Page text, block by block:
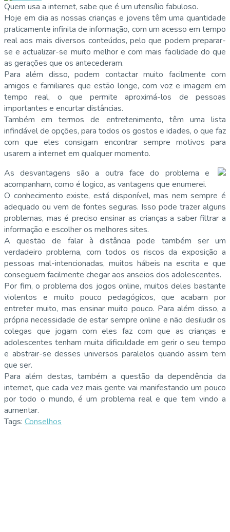
Quem usa a internet, sabe que é um utensílio fabuloso.
Hoje em dia as nossas crianças e jovens têm uma quantidade
praticamente infinita de informação, com um acesso em tempo
real aos mais diversos conteúdos, pelo que podem preparar-
se e actualizar-se muito melhor e com mais facilidade do que
as gerações que os antecederam.
Para além disso, podem contactar muito facilmente com
amigos e familiares que estão longe, com voz e imagem em
tempo real, o que permite aproximá-los de pessoas
importantes e encurtar distâncias.
Também em termos de entretenimento, têm uma lista
infindável de opções, para todos os gostos e idades, o que faz
com que eles consigam encontrar sempre motivos para
usarem a internet em qualquer momento.
As desvantagens são a outra face do problema e
acompanham, como é logico, as vantagens que enumerei.
O conhecimento existe, está disponível, mas nem sempre é
adequado ou vem de fontes seguras. Isso pode trazer alguns
problemas, mas é preciso ensinar as crianças a saber filtrar a
informação e escolher os melhores sites.
A questão de falar à distância pode também ser um
verdadeiro problema, com todos os riscos da exposição a
pessoas mal-intencionadas, muitos hábeis na escrita e que
conseguem facilmente chegar aos anseios dos adolescentes.
Por fim, o problema dos jogos online, muitos deles bastante
violentos e muito pouco pedagógicos, que acabam por
entreter muito, mas ensinar muito pouco. Para além disso, a
própria necessidade de estar sempre online e não desiludir os
colegas que jogam com eles faz com que as crianças e
adolescentes tenham muita dificuldade em gerir o seu tempo
e abstrair-se desses universos paralelos quando assim tem
que ser.
Para além destas, também a questão da dependência da
internet, que cada vez mais gente vai manifestando um pouco
por todo o mundo, é um problema real e que tem vindo a
aumentar.
Tags: Conselhos